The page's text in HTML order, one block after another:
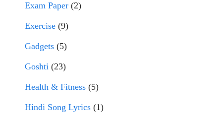
Exam Paper (2)
Exercise (9)
Gadgets (5)
Goshti (23)
Health & Fitness (5)
Hindi Song Lyrics (1)